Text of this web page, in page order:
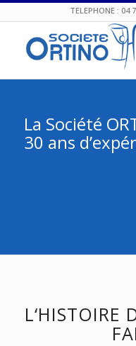
TELEPHONE : 04
La Société
30 ans
L‘HISTOIRE